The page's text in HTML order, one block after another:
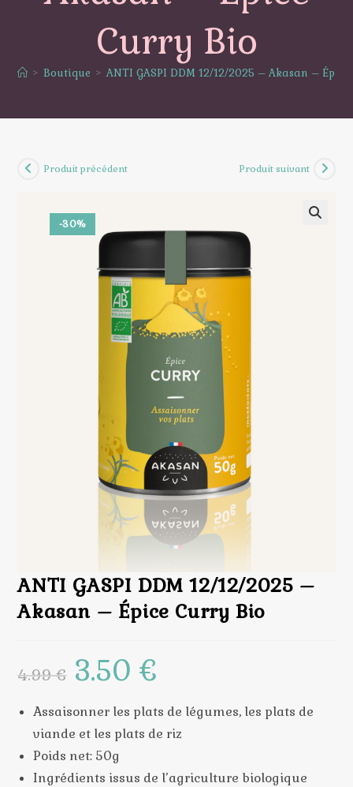
Curry Bio
> Boutique > ANTI GASPI DDM 12/12/2025 – Akasan –
-30%
Produit précédent Produit suivant
ANTI GASPI DDM 12/12/2025 –
Akasan – Épice Curry Bio
4.99€
Le
prix
initial
3.50€
3.50 €.
Assaisonner les plats de légumes, les plats de
viande et les plats de riz
Poids net: 50g
Ingrédients issus de l’agriculture biologique